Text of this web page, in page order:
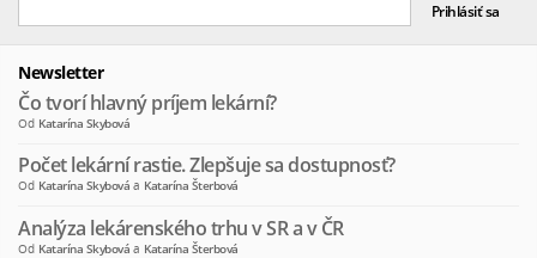
Newsletter
Čo tvorí hlavný príjem lekární?
Od Katarína Skybová
Počet lekární rastie. Zlepšuje sa dostupnosť?
Od Katarína Skybová a Katarína Šterbová
Analýza lekárenského trhu v SR a v ČR
Od Katarína Skybová a Katarína Šterbová